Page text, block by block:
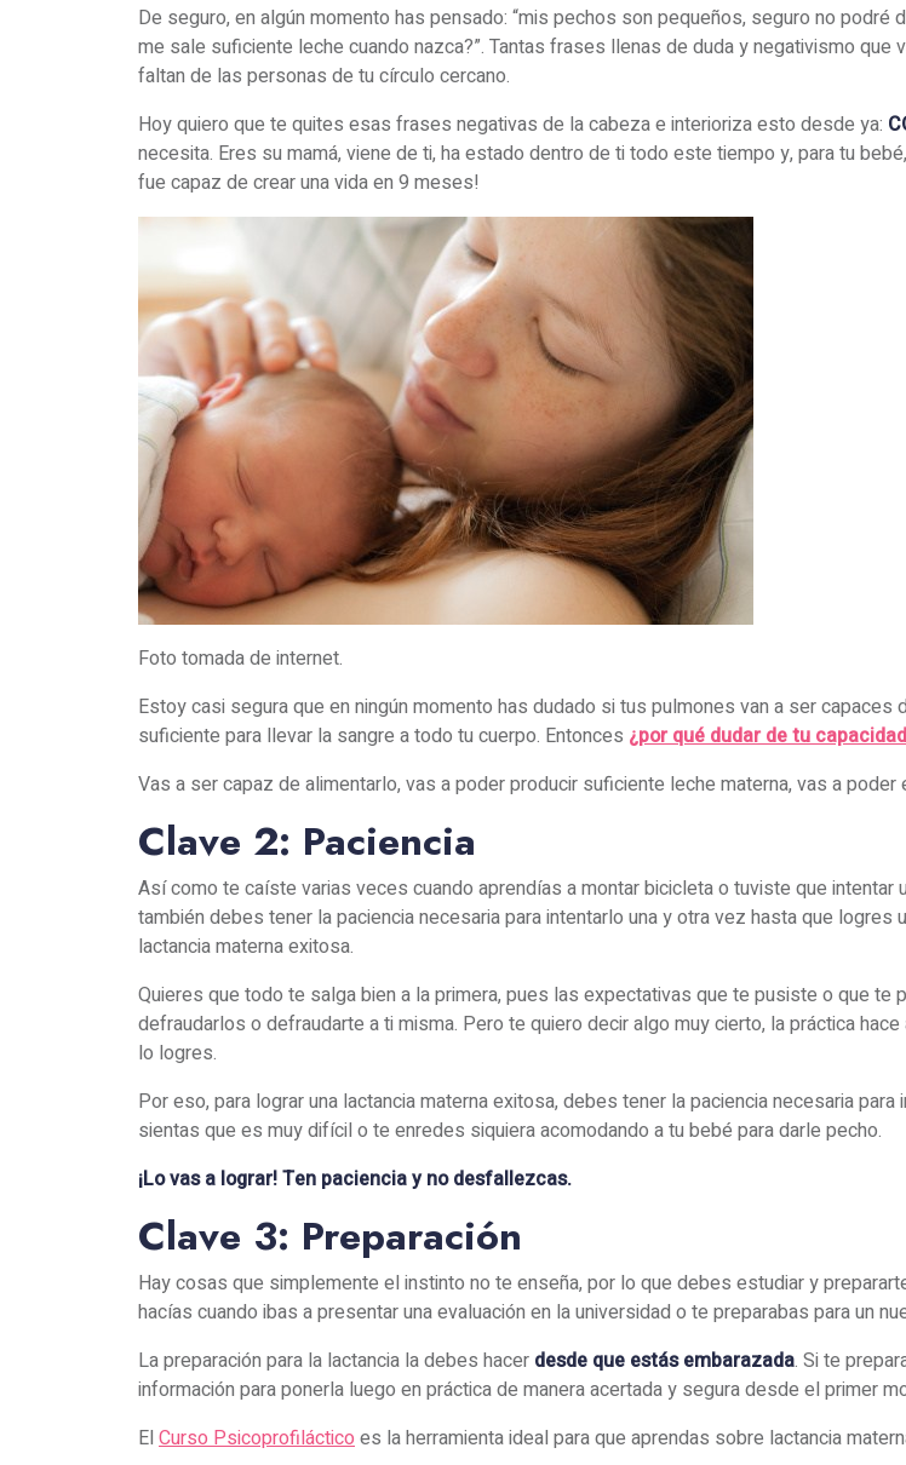
De seguro, en algún momento has pensado: “mis pechos son pequeños, seguro no podré
me sale suficiente leche cuando nazca?”. Tantas frases llenas de duda y negativismo
faltan de las personas de tu círculo cercano.
Hoy quiero que te quites esas frases negativas de la cabeza e interioriza esto desde ya:
necesita. Eres su mamá, viene de ti, ha estado dentro de ti todo este tiempo y, para tu
fue capaz de crear una vida en 9 meses!
Foto tomada de internet.
Estoy casi segura que en ningún momento has dudado si tus pulmones van a ser
suficiente para llevar la sangre a todo tu cuerpo. Entonces ¿por qué dudar de tu
Vas a ser capaz de alimentarlo, vas a poder producir suficiente leche materna, vas a
Clave 2: Paciencia
Así como te caíste varias veces cuando aprendías a montar bicicleta o tuviste que
también debes tener la paciencia necesaria para intentarlo una y otra vez hasta que
lactancia materna exitosa.
Quieres que todo te salga bien a la primera, pues las expectativas que te pusiste o que
defraudarlos o defraudarte a ti misma. Pero te quiero decir algo muy cierto, la práctica
lo logres.
Por eso, para lograr una lactancia materna exitosa, debes tener la paciencia necesaria
sientas que es muy difícil o te enredes siquiera acomodando a tu bebé para darle pecho.
¡Lo vas a lograr! Ten paciencia y no desfallezcas.
Clave 3: Preparación
Hay cosas que simplemente el instinto no te enseña, por lo que debes estudiar y
hacías cuando ibas a presentar una evaluación en la universidad o te preparabas para un
La preparación para la lactancia la debes hacer desde que estás embarazada. Si te
información para ponerla luego en práctica de manera acertada y segura desde el primer
El Curso Psicoprofilácticoes la herramienta ideal para que aprendas sobre lactancia